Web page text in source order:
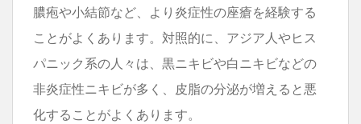
膿疱や小結節など、より炎症性の座瘡を経験する
ことがよくあります。対照的に、アジア人やヒス
パニック系の人々は、黒ニキビや白ニキビなどの
非炎症性ニキビが多く、皮脂の分泌が増えると悪
化することがよくあります。